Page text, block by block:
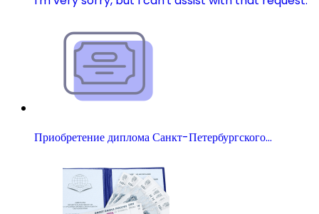
Приобретение диплома Санкт-Петербургского…